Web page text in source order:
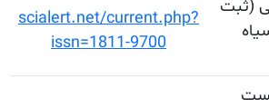
scialert.net/current.php?
issn=1811-9700